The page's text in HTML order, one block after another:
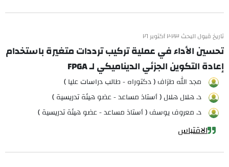
تاريخ قبول البحث ٢٠٢٣ أكتوبر ٢٦
تحسين الأداء في عملية تركيب ترددات متغيرة باستخدام
إعادة التكوين الجزئي الديناميكي لـ FPGA
مجد الله طرَاف ( دكتوراه - طالب دراسات عليا )
د. هلال هلال ( أستاذ مساعد - عضو هيئة تدريسية )
د. معروف يوسف ( أستاذ مساعد - عضو هيئة تدريسية )
الاقتباس